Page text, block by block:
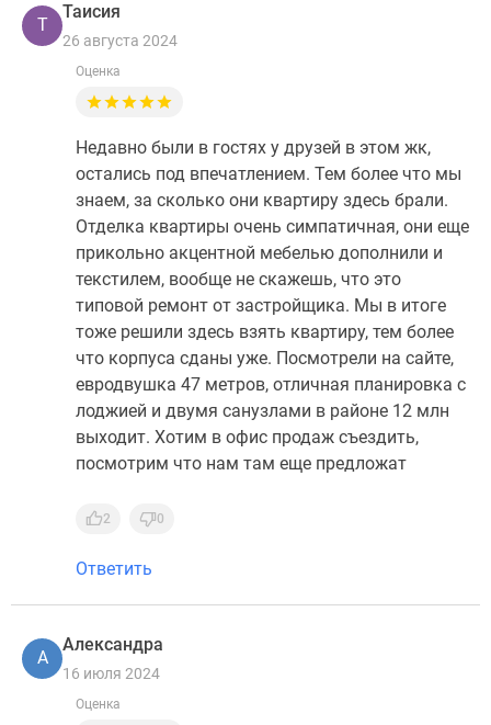
Т
Таисия
26 августа 2024
Оценка
Недавно были в гостях у друзей в этом жк,
остались под впечатлением. Тем более что мы
знаем, за сколько они квартиру здесь брали.
Отделка квартиры очень симпатичная, они еще
прикольно акцентной мебелью дополнили и
текстилем, вообще не скажешь, что это
типовой ремонт от застройщика. Мы в итоге
тоже решили здесь взять квартиру, тем более
что корпуса сданы уже. Посмотрели на сайте,
евродвушка 47 метров, отличная планировка с
лоджией и двумя санузлами в районе 12 млн
выходит. Хотим в офис продаж съездить,
посмотрим что нам там еще предложат
2 0
Ответить
А
Александра
16 июля 2024
Оценка